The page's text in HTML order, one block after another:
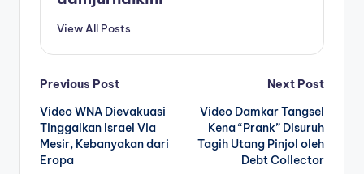
View All Posts
Post
navigation
Previous Post
Video WNA Dievakuasi
Tinggalkan Israel Via
Mesir, Kebanyakan dari
Eropa
Next Post
Video Damkar Tangsel
Kena “Prank” Disuruh
Tagih Utang Pinjol oleh
Debt Collector